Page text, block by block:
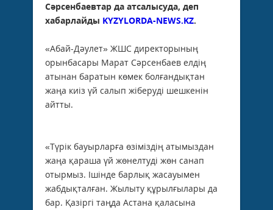
Сәрсенбаевтар да атсалысуда, деп
хабарлайды KYZYLORDA-NEWS.KZ.
«Абай-Дәулет» ЖШС директорының
орынбасары Марат Сәрсенбаев елдің
атынан баратын көмек болғандықтан
жаңа киіз үй салып жіберуді шешкенін
айтты.
«Түрік бауырларға өзіміздің атымыздан
жаңа қараша үй жөнелтуді жөн санап
отырмыз. Ішінде барлық жасауымен
жабдықталған. Жылыту құрылғылары да
бар. Қазіргі таңда Астана қаласына